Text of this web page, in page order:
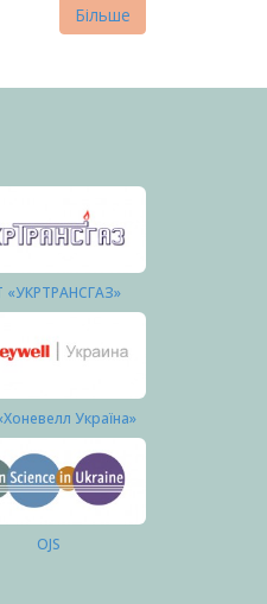
Більше
«УКРТРАНСГАЗ»
Україна»
OJS